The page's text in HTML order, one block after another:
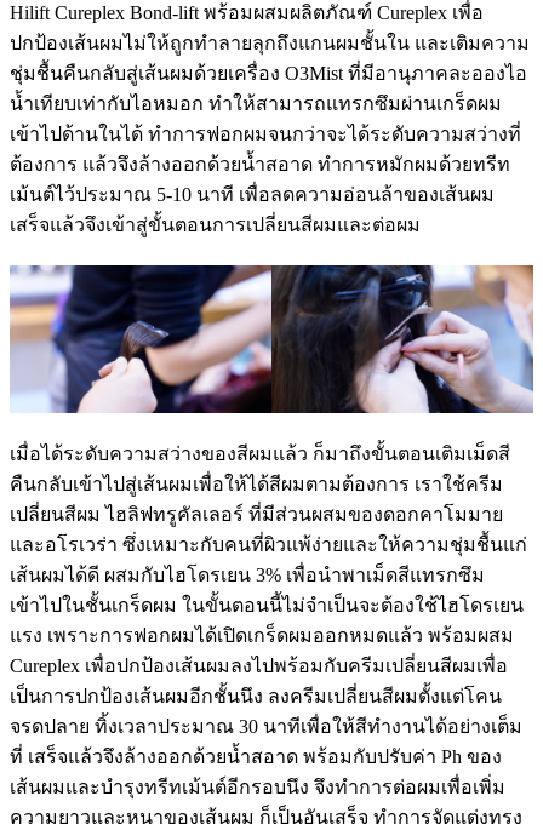
Hilift Cureplex Bond-lift พร้อมผสมผลิตภัณฑ์ Cureplex เพื่อ
ปกป้องเส้นผมไม่ให้ถูกทำลายลุกถึงแกนผมชั้นใน และเติมความ
ชุ่มชื้นคืนกลับสู่เส้นผมด้วยเครื่อง O3Mist ที่มีอานุภาคละอองไอ
น้ำเทียบเท่ากับไอหมอก ทำให้สามารถแทรกซึมผ่านเกร็ดผม
เข้าไปด้านในได้ ทำการฟอกผมจนกว่าจะได้ระดับความสว่างที่
ต้องการ แล้วจึงล้างออกด้วยน้ำสอาด ทำการหมักผมด้วยทรีท
เม้นต์ไว้ประมาณ 5-10 นาที เพื่อลดความอ่อนล้าของเส้นผม
เสร็จแล้วจึงเข้าสู่ขั้นตอนการเปลี่ยนสีผมและต่อผม
เมื่อได้ระดับความสว่างของสีผมแล้ว ก็มาถึงขั้นตอนเติมเม็ดสี
คืนกลับเข้าไปสู่เส้นผมเพื่อให้ได้สีผมตามต้องการ เราใช้ครีม
เปลี่ยนสีผม ไฮลิฟทรูคัลเลอร์ ที่มีส่วนผสมของดอกคาโมมาย
และอโรเวร่า ซึ่งเหมาะกับคนที่ผิวแพ้ง่ายและให้ความชุ่มชื้นแก่
เส้นผมได้ดี ผสมกับไฮโดรเยน 3% เพื่อนำพาเม็ดสีแทรกซึม
เข้าไปในชั้นเกร็ดผม ในขั้นตอนนี้ไม่จำเป็นจะต้องใช้ไฮโดรเยน
แรง เพราะการฟอกผมได้เปิดเกร็ดผมออกหมดแล้ว พร้อมผสม
Cureplex เพื่อปกป้องเส้นผมลงไปพร้อมกับครีมเปลี่ยนสีผมเพื่อ
เป็นการปกป้องเส้นผมอีกชั้นนึง ลงครีมเปลี่ยนสีผมตั้งแต่โคน
จรดปลาย ทิ้งเวลาประมาณ 30 นาทีเพื่อให้สีทำงานได้อย่างเต็ม
ที่ เสร็จแล้วจึงล้างออกด้วยน้ำสอาด พร้อมกับปรับค่า Ph ของ
เส้นผมและบำรุงทรีทเม้นต์อีกรอบนึง จึงทำการต่อผมเพื่อเพิ่ม
ความยาวและหนาของเส้นผม ก็เป็นอันเสร็จ ทำการจัดแต่งทรง